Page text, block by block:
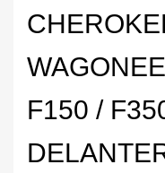
F150 /